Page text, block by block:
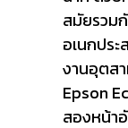
สมัยรวม
อเนกปร
งานอุตส
Epson
สองหน้า